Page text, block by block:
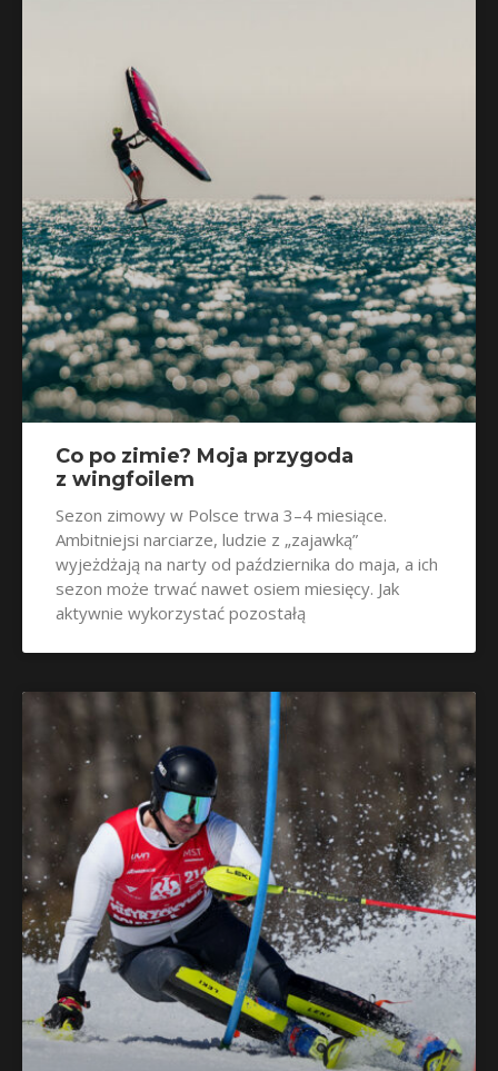
Co po zimie? Moja przygoda
z wingfoilem
Sezon zimowy w Polsce trwa 3–4 miesiące.
Ambitniejsi narciarze, ludzie z „zajawką”
wyjeżdżają na narty od października do maja, a ich
sezon może trwać nawet osiem miesięcy. Jak
aktywnie wykorzystać pozostałą